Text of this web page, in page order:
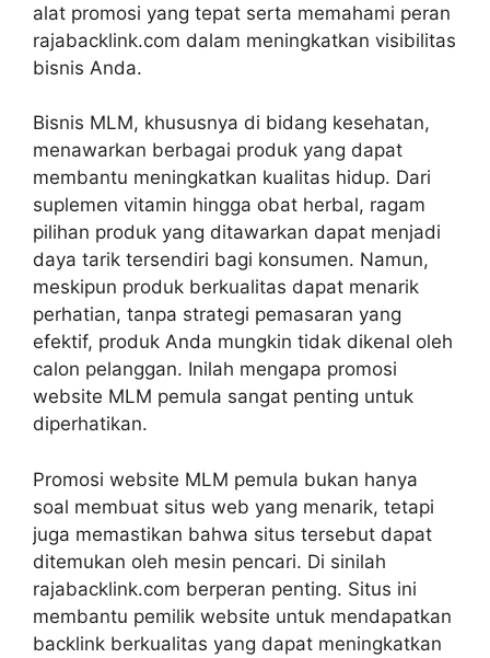
alat promosi yang tepat serta memahami peran
rajabacklink.com dalam meningkatkan visibilitas
bisnis Anda.
Bisnis MLM, khususnya di bidang kesehatan,
menawarkan berbagai produk yang dapat
membantu meningkatkan kualitas hidup. Dari
suplemen vitamin hingga obat herbal, ragam
pilihan produk yang ditawarkan dapat menjadi
daya tarik tersendiri bagi konsumen. Namun,
meskipun produk berkualitas dapat menarik
perhatian, tanpa strategi pemasaran yang
efektif, produk Anda mungkin tidak dikenal oleh
calon pelanggan. Inilah mengapa promosi
website MLM pemula sangat penting untuk
diperhatikan.
Promosi website MLM pemula bukan hanya
soal membuat situs web yang menarik, tetapi
juga memastikan bahwa situs tersebut dapat
ditemukan oleh mesin pencari. Di sinilah
rajabacklink.com berperan penting. Situs ini
membantu pemilik website untuk mendapatkan
backlink berkualitas yang dapat meningkatkan